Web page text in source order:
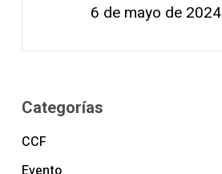
6 de mayo de 2024
Categorías
CCF